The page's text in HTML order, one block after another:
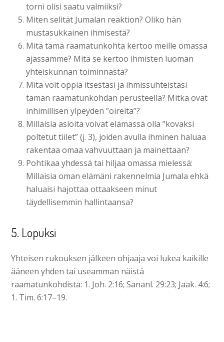
torni olisi saatu valmiiksi?
Miten selität Jumalan reaktion? Oliko hän
mustasukkainen ihmisestä?
Mitä tämä raamatunkohta kertoo meille omassa
ajassamme? Mitä se kertoo ihmisten luoman
yhteiskunnan toiminnasta?
Mitä voit oppia itsestäsi ja ihmissuhteistasi
tämän raamatunkohdan perusteella? Mitkä ovat
inhimillisen ylpeyden ”oireita”?
Millaisia asioita voivat elämässä olla ”kovaksi
poltetut tiilet” (j. 3), joiden avulla ihminen haluaa
rakentaa omaa vahvuuttaan ja mainettaan?
Pohtikaa yhdessä tai hiljaa omassa mielessä:
Millaisia oman elämäni rakennelmia Jumala ehkä
haluaisi hajottaa ottaakseen minut
täydellisemmin hallintaansa?
5. Lopuksi
Yhteisen rukouksen jälkeen ohjaaja voi lukea kaikille
ääneen yhden tai useamman näistä
raamatunkohdista: 1. Joh. 2:16; Sananl. 29:23; Jaak. 4:6;
1. Tim. 6:17–19.